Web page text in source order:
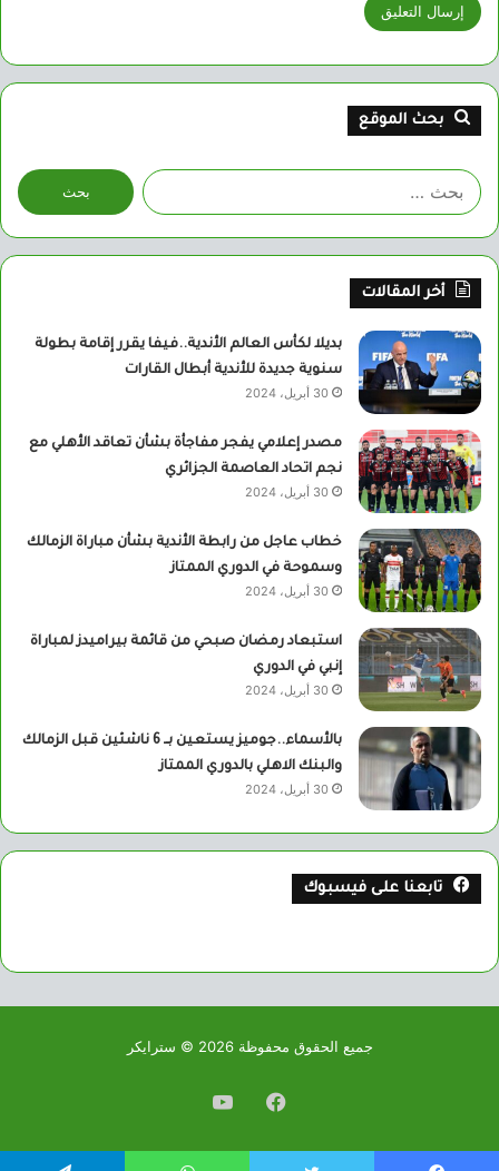
بحث الموقع
البحث
عن:
أخر المقالات
بديلا لكأس العالم الأندية..فيفا يقرر إقامة بطولة
سنوية جديدة للأندية أبطال القارات
30 أبريل، 2024
مصدر إعلامي يفجر مفاجأة بشأن تعاقد الأهلي مع
نجم اتحاد العاصمة الجزائري
30 أبريل، 2024
خطاب عاجل من رابطة الأندية بشأن مباراة الزمالك
وسموحة في الدوري الممتاز
30 أبريل، 2024
استبعاد رمضان صبحي من قائمة بيراميدز لمباراة
إنبي في الدوري
30 أبريل، 2024
بالأسماء..جوميز يستعين بــ 6 ناشئين قبل الزمالك
والبنك الاهلي بالدوري الممتاز
30 أبريل، 2024
تابعنا على فيسبوك
جميع الحقوق محفوظة 2026 © سترايكر
فيسبوكيوتيوب